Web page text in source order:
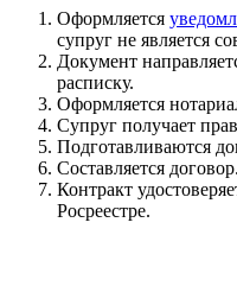
Оформляется
супруг не является
Документ
расписку.
Оформляется
Супруг получает
Подготавливаются
Составляется договор.
Контракт
Росреестре.